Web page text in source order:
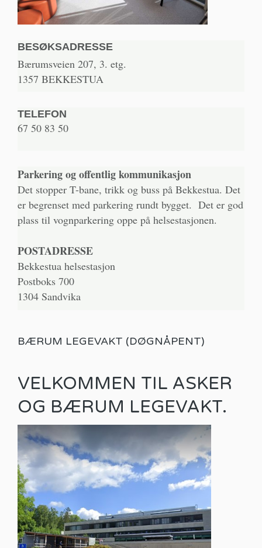
BESØKSADRESSE
Bærumsveien 207, 3. etg.
1357 BEKKESTUA
TELEFON
67 50 83 50
Parkering og offentlig kommunikasjon
Det stopper T-bane, trikk og buss på Bekkestua. Det
er begrenset med parkering rundt bygget. Det er god
plass til vognparkering oppe på helsestasjonen.
POSTADRESSE
Bekkestua helsestasjon
Postboks 700
1304 Sandvika
BÆRUM LEGEVAKT (DØGNÅPENT)
VELKOMMEN TIL ASKER
OG BÆRUM LEGEVAKT.